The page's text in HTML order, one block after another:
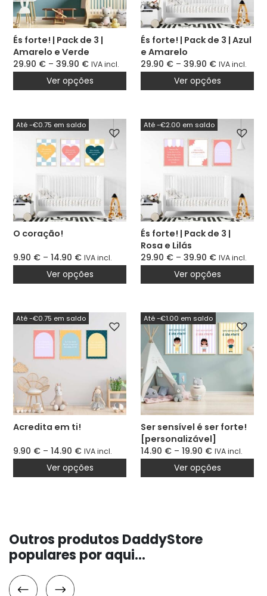
És forte! | Pack de 3 |
Amarelo e Verde
29.90 € – 39.90 € IVA incl.
Ver opções
És forte! | Pack de 3 | Azul
e Amarelo
29.90 € – 39.90 € IVA incl.
Ver opções
O coração!
9.90 € – 14.90 € IVA incl.
Até -€0.75 em saldo
Ver opções
És forte! | Pack de 3 |
Rosa e Lilás
29.90 € – 39.90 € IVA incl.
Até -€2.00 em saldo
Ver opções
Acredita em ti!
9.90 € – 14.90 € IVA incl.
Até -€0.75 em saldo
Ver opções
Ser sensível é ser forte!
[personalizável]
14.90 € – 19.90 € IVA incl.
Até -€1.00 em saldo
Ver opções
Outros produtos DaddyStore
populares por aqui...